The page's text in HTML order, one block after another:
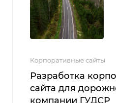
Корпоративные сайты
Разработка
сайта для
компании ГУДСР